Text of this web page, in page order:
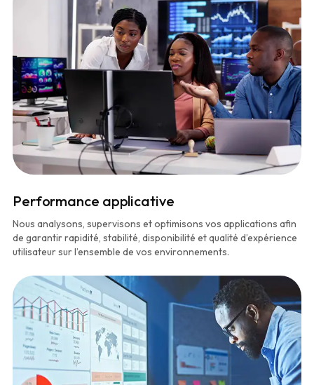
Performance applicative
Nous analysons, supervisons et optimisons vos applications afin
de garantir rapidité, stabilité, disponibilité et qualité d’expérience
utilisateur sur l’ensemble de vos environnements.